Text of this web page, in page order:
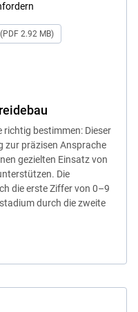
(PDF 2.92 MB)
bestimmen: Dieser
zur präzisen Ansprache
gezielten Einsatz von
Die
die erste Ziffer von 0–9
durch die zweite